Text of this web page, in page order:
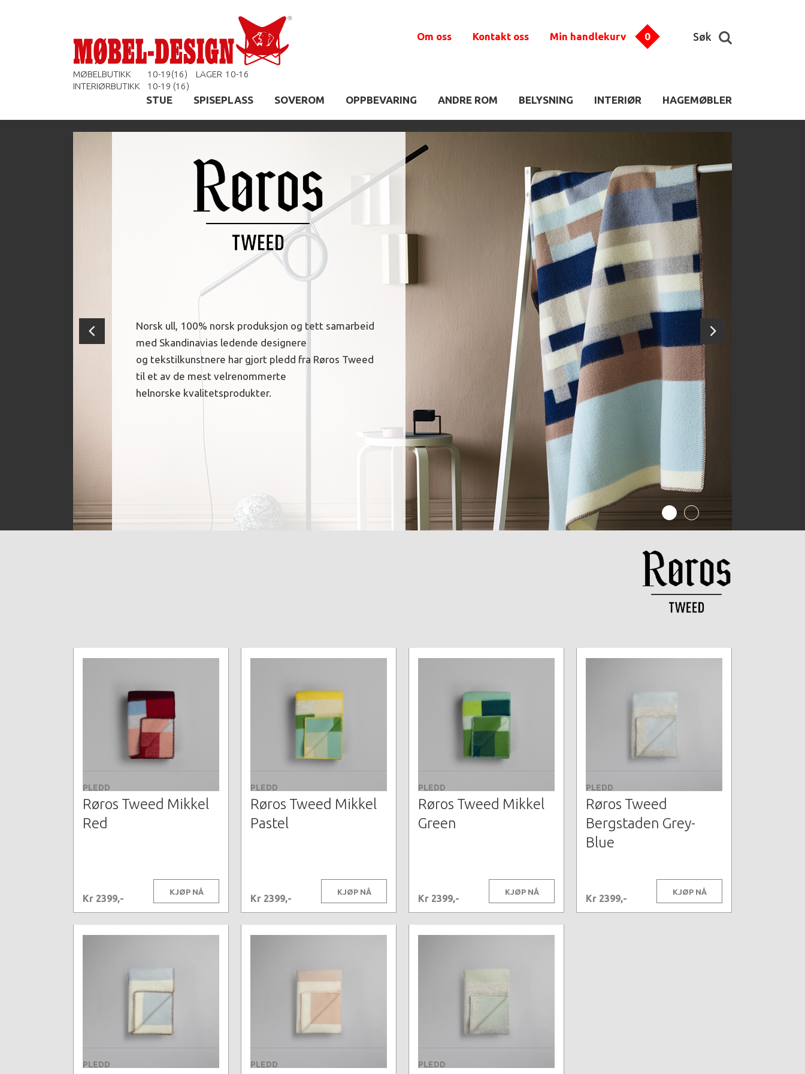
MØBELBUTIKK 10-19(16) LAGER 10-16
INTERIØRBUTIKK
10-19 (16)
Om oss Kontakt oss Min handlekurv 0 Søk
STUE SPISEPLASS SOVEROM OPPBEVARING ANDRE ROM BELYSNING INTERIØR HAGEMØBLER
Norsk ull, 100% norsk produksjon og tett samarbeid
med Skandinavias ledende designere
og tekstilkunstnere har gjort pledd fra Røros Tweed
til et av de mest velrenommerte
helnorske kvalitetsprodukter.
PLEDD
Røros Tweed Mikkel
Red
Kr 2399,-
KJØP NÅ
PLEDD
Røros Tweed Mikkel
Pastel
Kr 2399,-
KJØP NÅ
PLEDD
Røros Tweed Mikkel
Green
Kr 2399,-
KJØP NÅ
PLEDD
Røros Tweed
Bergstaden Grey-
Blue
Kr 2399,-
KJØP NÅ
PLEDD PLEDD PLEDD